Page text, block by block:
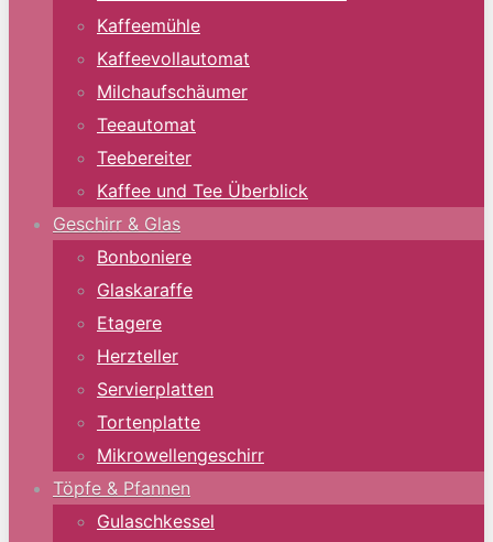
Kaffeemühle
Kaffeevollautomat
Milchaufschäumer
Teeautomat
Teebereiter
Kaffee und Tee Überblick
Geschirr & Glas
Bonboniere
Glaskaraffe
Etagere
Herzteller
Servierplatten
Tortenplatte
Mikrowellengeschirr
Töpfe & Pfannen
Gulaschkessel